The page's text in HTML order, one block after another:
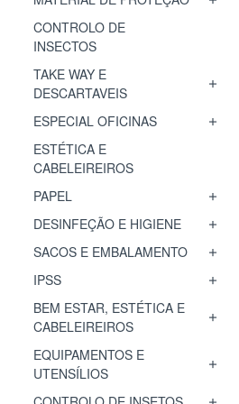
CONTROLO DE
INSECTOS
TAKE WAY E
DESCARTAVEIS
ESPECIAL OFICINAS
ESTÉTICA E
CABELEIREIROS
PAPEL
DESINFEÇÃO E HIGIENE
SACOS E EMBALAMENTO
IPSS
BEM ESTAR, ESTÉTICA E
CABELEIREIROS
EQUIPAMENTOS E
UTENSÍLIOS